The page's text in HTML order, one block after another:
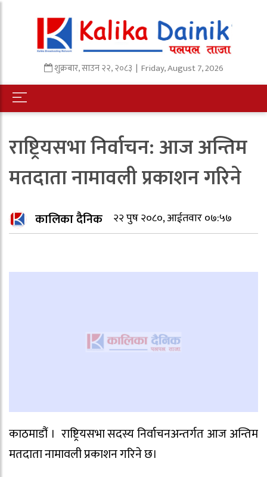
शुक्रबार,साउन२२,२०८३ | Friday, August 7, 2026
राष्ट्रियसभा निर्वाचन: आज अन्तिम
मतदाता नामावली प्रकाशन गरिने
कालिका दैनिक २२ पुष २०८०, आईतवार ०७:५७
काठमाडौंं । राष्ट्रियसभा सदस्य निर्वाचनअन्तर्गत आज अन्तिम
मतदाता नामावली प्रकाशन गरिने छ।